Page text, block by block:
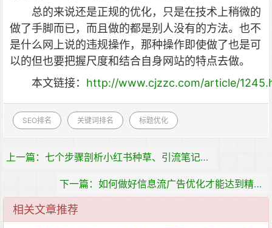
总的来说还是正规的优化，只是在技术上稍微的
做了手脚而已，而且做的都是别人没有的方法。也不
是什么网上说的违规操作，那种操作即使做了也是可
以的但也要把握尺度和结合自身网站的特点去做。
本文链接： http://www.cjzzc.com/article/
SEO排名 关键词排名 标题优化
上一篇：七个步骤剖析小红书种草、引流笔记玩法
下一篇：如何做好信息流广告优化才能达到精准营销效果
相关文章推荐